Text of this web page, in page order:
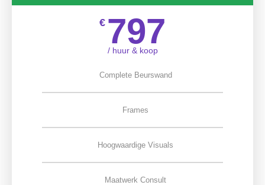
€ 797
/ huur & koop
Complete Beurswand
Frames
Hoogwaardige Visuals
Maatwerk Consult